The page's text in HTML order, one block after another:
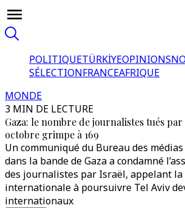
POLITIQUETÜRKİYEOPINIONS
SÉLECTIONFRANCEAFRIQUE
MONDE
3 MIN DE LECTURE
Gaza: le nombre de journalistes tués
octobre grimpe à 169
Un communiqué du Bureau des
dans la bande de Gaza a condamné
des journalistes par Israël, appelant la
internationale à poursuivre Tel Aviv
internationaux